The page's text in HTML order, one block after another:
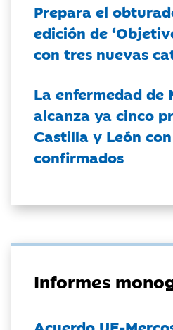
Prepara el
edición de
con tres nuevas
La enfermedad de
alcanza ya cinco
Castilla y León
confirmados
Informes